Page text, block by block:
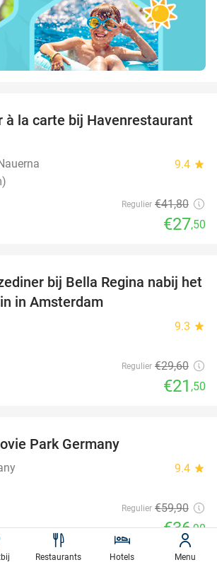
34%
à la carte bij Havenrestaurant
9.4 star
Regulier €41,80
€27,50
27%
bij Bella Regina nabij het
in Amsterdam
9.3 star
Regulier €29,60
€21 ,50
Park Germany
9.4 star
Regulier €59,90
€36,90
favorite_border
Restaurants Hotels Menu